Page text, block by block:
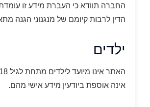
החברה תוודא כי העברת מידע זו
הדין לרבות קיומם של מנגנוני הגנה
ילדים
אינה אוספת ביודעין מידע אישי מהם.